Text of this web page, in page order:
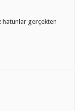
hatunlar gerçekten